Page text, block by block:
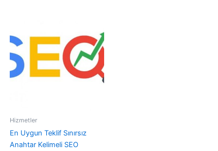
Hizmetler
En Uygun Teklif Sınırsız
Anahtar Kelimeli SEO